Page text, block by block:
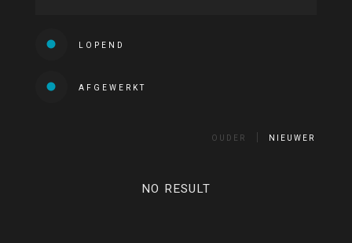
LOPEND
AFGEWERKT
OUDER NIEUWER
NO RESULT